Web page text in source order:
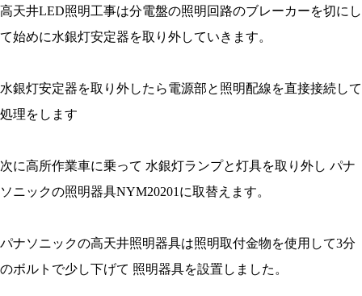
高天井LED照明工事は分電盤の照明回路のブレーカーを切にし
て始めに水銀灯安定器を取り外していきます。
水銀灯安定器を取り外したら電源部と照明配線を直接接続して
処理をします
次に高所作業車に乗って 水銀灯ランプと灯具を取り外し パナ
ソニックの照明器具NYM20201に取替えます。
パナソニックの高天井照明器具は照明取付金物を使用して3分
のボルトで少し下げて 照明器具を設置しました。